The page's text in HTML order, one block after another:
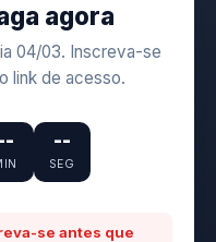
agora
04/03. Inscreva-se
link de acesso.
--
SEG
se antes que